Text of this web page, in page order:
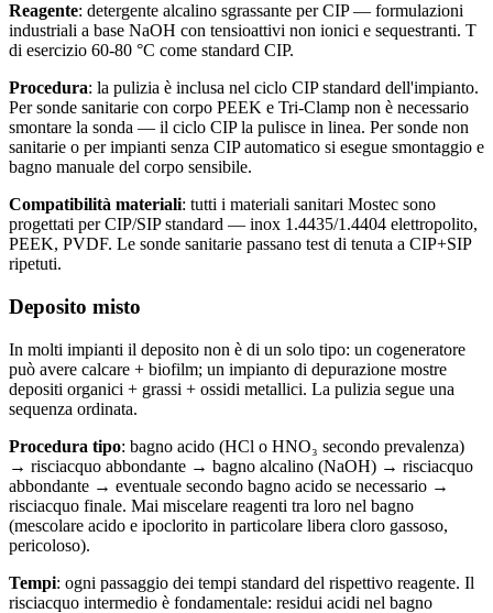
Reagente: detergente alcalino sgrassante per CIP — formulazioni
industriali a base NaOH con tensioattivi non ionici e sequestranti. T
di esercizio 60-80 °C come standard CIP.
Procedura: la pulizia è inclusa nel ciclo CIP standard dell'impianto.
Per sonde sanitarie con corpo PEEK e Tri-Clamp non è necessario
smontare la sonda — il ciclo CIP la pulisce in linea. Per sonde non
sanitarie o per impianti senza CIP automatico si esegue smontaggio e
bagno manuale del corpo sensibile.
Compatibilità materiali: tutti i materiali sanitari Mostec sono
progettati per CIP/SIP standard — inox 1.4435/1.4404 elettropolito,
PEEK, PVDF. Le sonde sanitarie passano test di tenuta a CIP+SIP
ripetuti.
Deposito misto
In molti impianti il deposito non è di un solo tipo: un cogeneratore
può avere calcare + biofilm; un impianto di depurazione mostre
depositi organici + grassi + ossidi metallici. La pulizia segue una
sequenza ordinata.
Procedura tipo: bagno acido (HCl o HNO₃ secondo prevalenza)
→ risciacquo abbondante → bagno alcalino (NaOH) → risciacquo
abbondante → eventuale secondo bagno acido se necessario →
risciacquo finale. Mai miscelare reagenti tra loro nel bagno
(mescolare acido e ipoclorito in particolare libera cloro gassoso,
pericoloso).
Tempi: ogni passaggio dei tempi standard del rispettivo reagente. Il
risciacquo intermedio è fondamentale: residui acidi nel bagno